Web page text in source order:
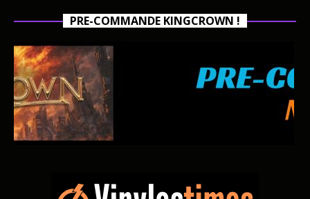
PRE-COMMANDE KINGCROWN !